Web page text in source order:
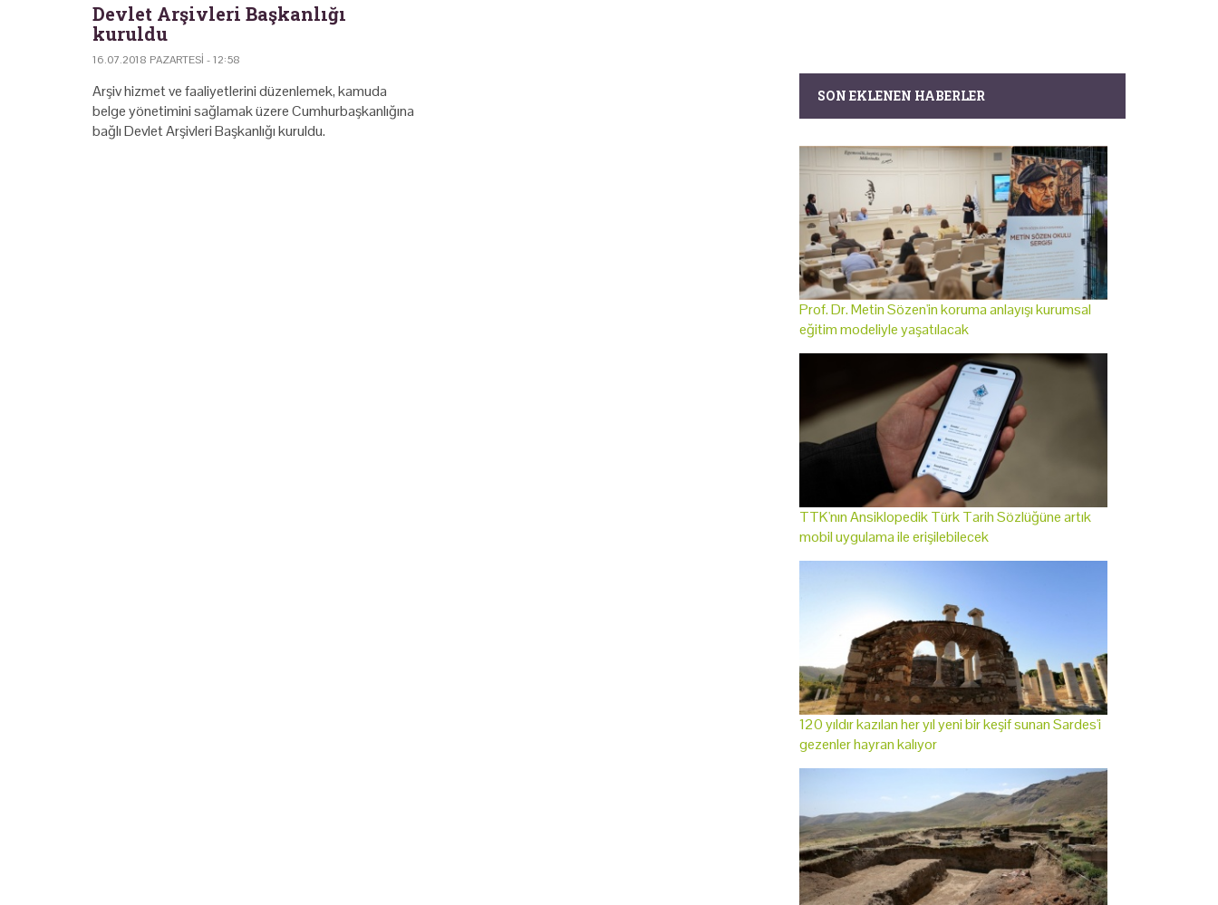
Devlet Arşivleri Başkanlığı
kuruldu
16.07.2018 PAZARTESI - 12:58
Arşiv hizmet ve faaliyetlerini düzenlemek, kamuda
belge yönetimini sağlamak üzere Cumhurbaşkanlığına
bağlı Devlet Arşivleri Başkanlığı kuruldu.
SON EKLENEN HABERLER
Prof. Dr. Metin Sözen'in koruma anlayışı kurumsal
eğitim modeliyle yaşatılacak
TTK'nın Ansiklopedik Türk Tarih Sözlüğüne artık
mobil uygulama ile erişilebilecek
120 yıldır kazılan her yıl yeni bir keşif sunan Sardes'i
gezenler hayran kalıyor